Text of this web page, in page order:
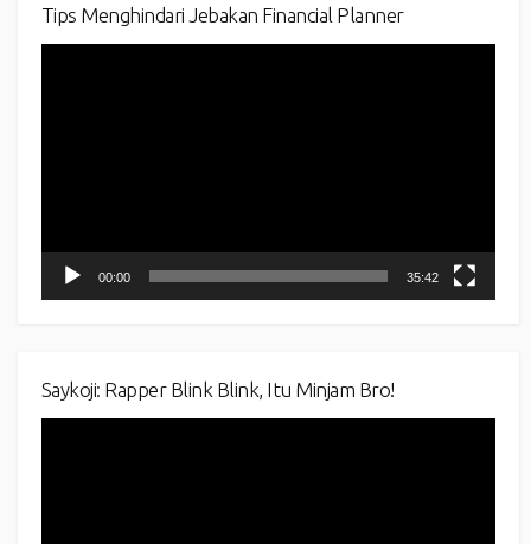
Tips Menghindari Jebakan Financial Planner
00:00 35:42
Saykoji: Rapper Blink Blink, Itu Minjam Bro!